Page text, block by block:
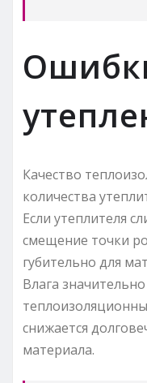
Качество
количества
Если утеплителя
смещение точки
губительно для
Влага
снижается
материала.